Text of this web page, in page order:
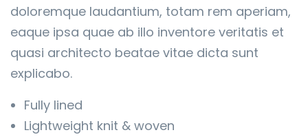
doloremque laudantium, totam rem aperiam,
eaque ipsa quae ab illo inventore veritatis et
quasi architecto beatae vitae dicta sunt
explicabo.
Fully lined
Lightweight knit & woven